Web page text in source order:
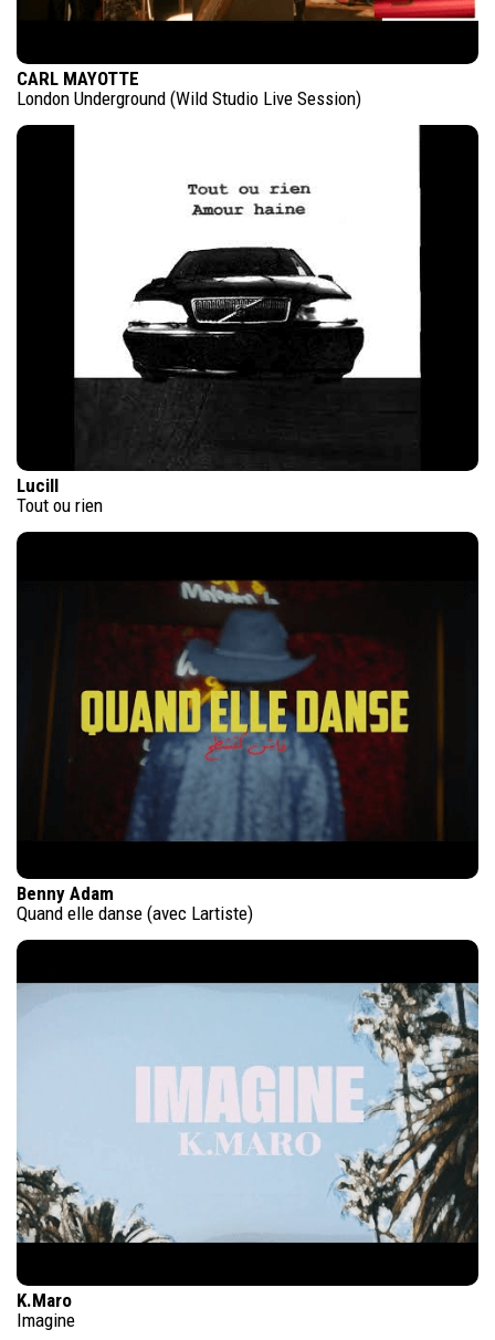
CARL MAYOTTE
London Underground (Wild Studio Live Session)
Lucill
Tout ou rien
Benny Adam
Quand elle danse (avec Lartiste)
K.Maro
Imagine